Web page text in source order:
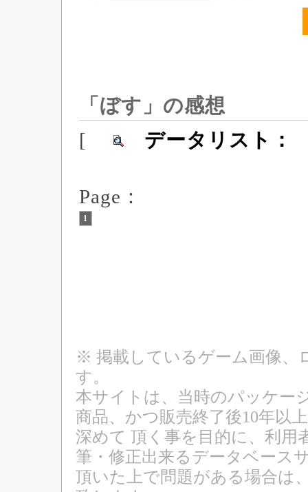
「ぼす」の感想
[
データリスト：
Page：
1
※ 掲載しているゲーム画像、
す。
本サイトは、当時のパッケー
商品、かつ販売終了後10年以
深めて 頂く事を目的に、利用
筆・修正出来るデータベース
頂いた上で問題がある場合は